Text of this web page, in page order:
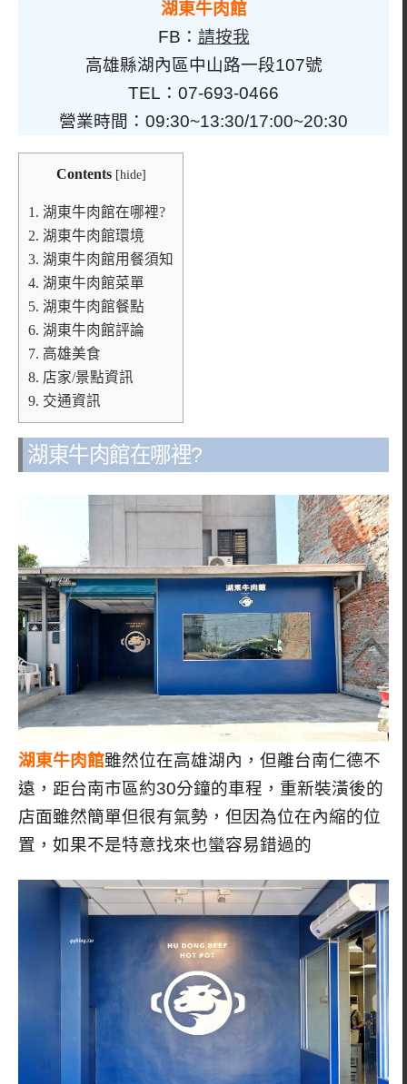
湖東牛肉館
FB： 請按我
高雄縣湖內區中山路一段107號
TEL：07-693-0466
營業時間：09:30~13:30/17:00~20:30
Contents [hide]
1. 湖東牛肉館在哪裡?
2. 湖東牛肉館環境
3. 湖東牛肉館用餐須知
4. 湖東牛肉館菜單
5. 湖東牛肉館餐點
6. 湖東牛肉館評論
7. 高雄美食
8. 店家/景點資訊
9. 交通資訊
湖東牛肉館在哪裡?
湖東牛肉館雖然位在高雄湖內，但離台南仁德不
遠，距台南市區約30分鐘的車程，重新裝潢後的
店面雖然簡單但很有氣勢，但因為位在內縮的位
置，如果不是特意找來也蠻容易錯過的